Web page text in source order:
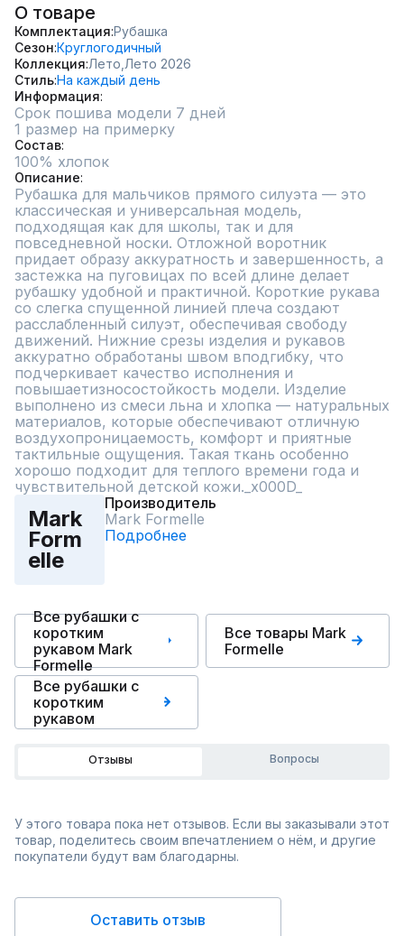
О товаре
Комплектация Рубашка
Сезон Круглогодичный
Коллекция Лето, Лето 2026
СтильНа каждый день
Информация
Срок пошива модели 7 дней
1 размер на примерку
Состав
100% хлопок
Описание
Рубашка для мальчиков прямого силуэта — это
классическая и универсальная модель,
подходящая как для школы, так и для
повседневной носки. Отложной воротник
придает образу аккуратность и завершенность, а
застежка на пуговицах по всей длине делает
рубашку удобной и практичной. Короткие рукава
со слегка спущенной линией плеча создают
расслабленный силуэт, обеспечивая свободу
движений. Нижние срезы изделия и рукавов
аккуратно обработаны швом вподгибку, что
подчеркивает качество исполнения и
повышаетизносостойкость модели. Изделие
выполнено из смеси льна и хлопка — натуральных
материалов, которые обеспечивают отличную
воздухопроницаемость, комфорт и приятные
тактильные ощущения. Такая ткань особенно
хорошо подходит для теплого времени года и
чувствительной детской кожи._x000D_
Mark
Form
elle
Производитель
Mark Formelle
Подробнее
Все рубашки с
коротким
рукавом Mark
Formelle
Все товары Mark
Formelle
Все рубашки с
коротким
рукавом
Отзывы Вопросы
У этого товара пока нет отзывов. Если вы заказывали этот
товар, поделитесь своим впечатлением о нём, и другие
покупатели будут вам благодарны.
Оставить отзыв